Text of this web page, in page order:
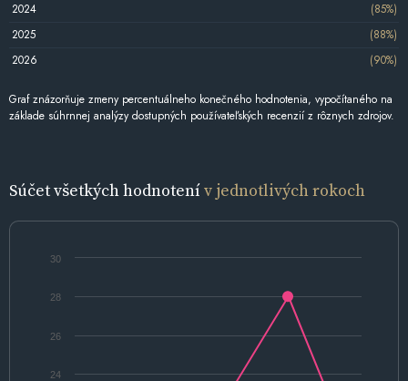
2024
(85%)
2025
(88%)
2026
(90%)
Graf znázorňuje zmeny percentuálneho konečného hodnotenia, vypočítaného na
základe súhrnnej analýzy dostupných používateľských recenzií z rôznych zdrojov.
Súčet všetkých hodnotenív jednotlivých rokoch
24
26
28
30